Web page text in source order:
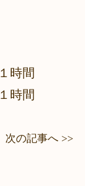
時間
時間
次の記事へ >>